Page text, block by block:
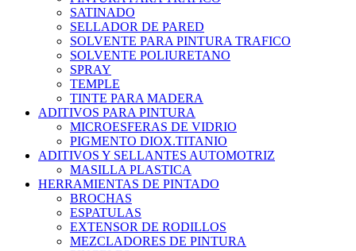
SATINADO
SELLADOR DE PARED
SOLVENTE PARA PINTURA TRAFICO
SOLVENTE POLIURETANO
SPRAY
TEMPLE
TINTE PARA MADERA
ADITIVOS PARA PINTURA
MICROESFERAS DE VIDRIO
PIGMENTO DIOX.TITANIO
ADITIVOS Y SELLANTES AUTOMOTRIZ
MASILLA PLASTICA
HERRAMIENTAS DE PINTADO
BROCHAS
ESPATULAS
EXTENSOR DE RODILLOS
MEZCLADORES DE PINTURA